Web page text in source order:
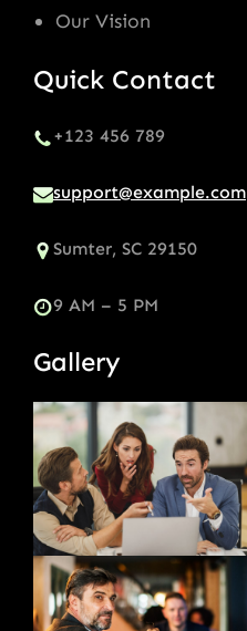
Our Vision
Quick Contact
+123 456 789
support@example.com
Sumter, SC 29150
9 AM – 5 PM
Gallery